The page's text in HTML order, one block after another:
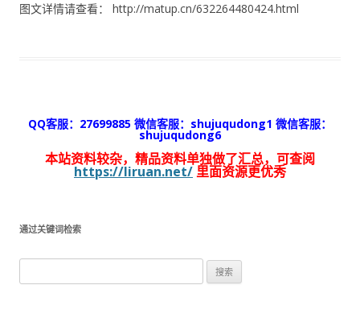
图文详情请查看： http://matup.cn/632264480424.html
QQ客服：27699885 微信客服：shujuqudong1 微信客服：
shujuqudong6
本站资料较杂，精品资料单独做了汇总，可查阅
https://liruan.net/ 里面资源更优秀
通过关键词检索
索：